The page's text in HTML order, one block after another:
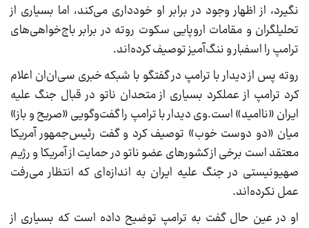
نگیرد، از اظهار وجود در برابر او خودداری می‌کند، اما بسیاری از
تحلیلگران و مقامات اروپایی سکوت روته در برابر باج‌خواهی‌های
ترامپ را اسفبار و ننگ‌آمیز توصیف کرده‌اند.
روته پس از دیدار با ترامپ در گفتگو با شبکه خبری سی‌ان‌ان اعلام
کرد ترامپ از عملکرد بسیاری از متحدان ناتو در قبال جنگ علیه
ایران «ناامید» است.وی دیدار با ترامپ را گفت‌وگویی «صریح و باز»
میان «دو دوست خوب» توصیف کرد و گفت رئیس‌جمهور آمریکا
معتقد است برخی از کشورهای عضو ناتو در حمایت از آمریکا و رژیم
صهیونیستی در جنگ علیه ایران به اندازه‌ای که انتظار می‌رفت
عمل نکرده‌اند.
او در عین حال گفت به ترامپ توضیح داده است که بسیاری از